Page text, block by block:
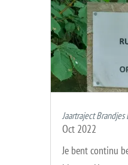
Jaartraject
Oct 2022
Je bent continu